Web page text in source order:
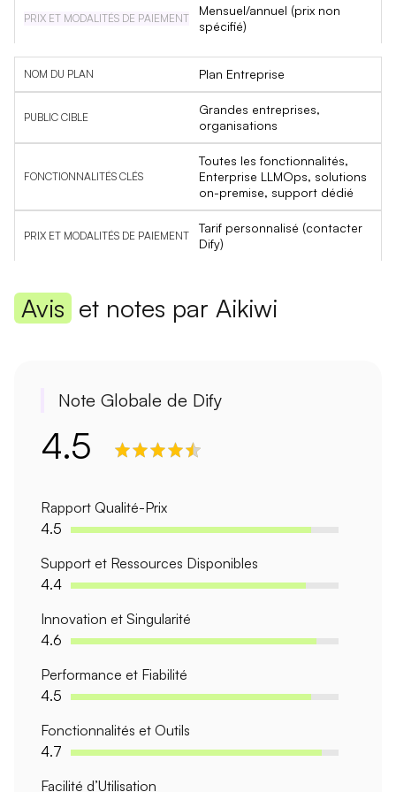
Mensuel/annuel (prix non
spécifié)
Plan Entreprise
Grandes entreprises,
organisations
Toutes les fonctionnalités,
Enterprise LLMOps, solutions
on-premise, support dédié
Tarif personnalisé (contacter
Dify)
Avis et notes par Aikiwi
Note Globale de Dify
4.5
Rapport Qualité-Prix
4.5
Support et Ressources Disponibles
4.4
Innovation et Singularité
4.6
Performance et Fiabilité
4.5
Fonctionnalités et Outils
4.7
Facilité d’Utilisation